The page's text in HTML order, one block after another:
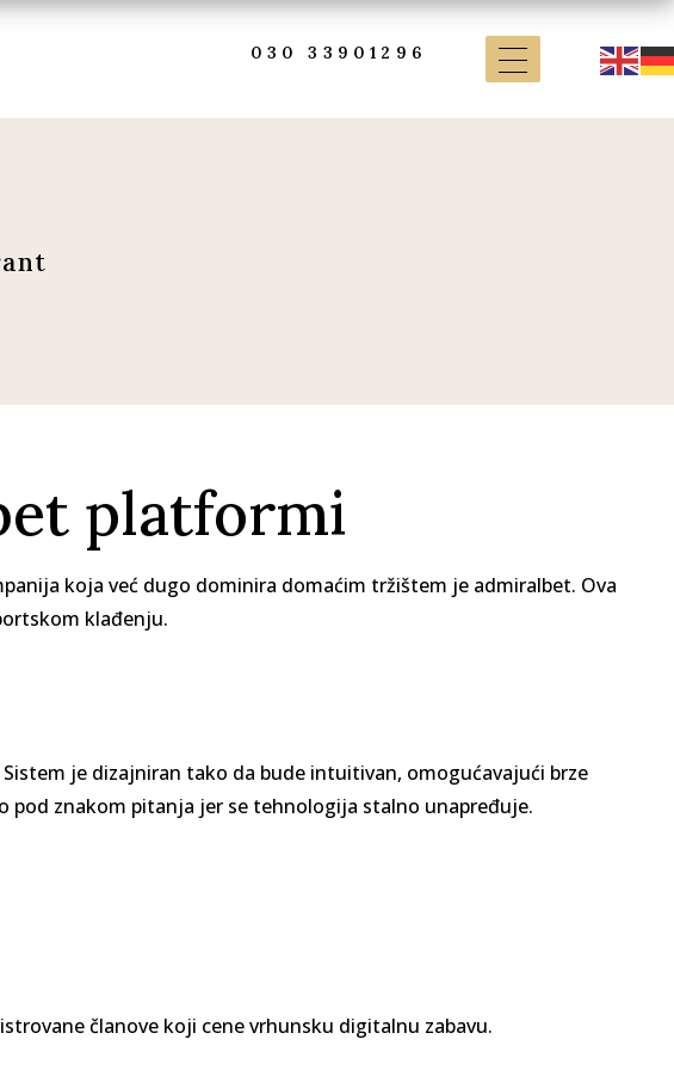
030 33901296
platformi
koja već dugo dominira domaćim tržištem je admiralbet. Ova
klađenju.
je dizajniran tako da bude intuitivan, omogućavajući brze
pod znakom pitanja jer se tehnologija stalno unapređuje.
članove koji cene vrhunsku digitalnu zabavu.